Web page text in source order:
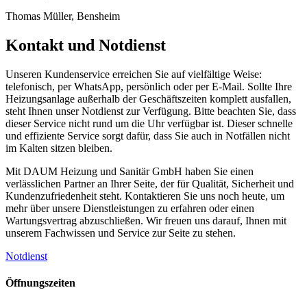
Thomas Müller, Bensheim
Kontakt und Notdienst
Unseren Kundenservice erreichen Sie auf vielfältige Weise:
telefonisch, per WhatsApp, persönlich oder per E-Mail. Sollte Ihre
Heizungsanlage außerhalb der Geschäftszeiten komplett ausfallen,
steht Ihnen unser Notdienst zur Verfügung. Bitte beachten Sie, dass
dieser Service nicht rund um die Uhr verfügbar ist. Dieser schnelle
und effiziente Service sorgt dafür, dass Sie auch in Notfällen nicht
im Kalten sitzen bleiben.
Mit DAUM Heizung und Sanitär GmbH haben Sie einen
verlässlichen Partner an Ihrer Seite, der für Qualität, Sicherheit und
Kundenzufriedenheit steht. Kontaktieren Sie uns noch heute, um
mehr über unsere Dienstleistungen zu erfahren oder einen
Wartungsvertrag abzuschließen. Wir freuen uns darauf, Ihnen mit
unserem Fachwissen und Service zur Seite zu stehen.
Notdienst
Öffnungszeiten